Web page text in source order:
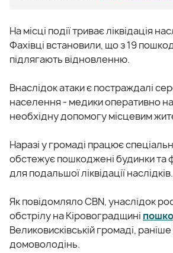
На місці події триває ліквідація
Фахівці встановили, що з 19
підлягають відновленню.
Внаслідок атаки є постраждалі
населення - медики оперативно
необхідну допомогу місцевим
Наразі у громаді працює
обстежує пошкоджені будинки та
для подальшої ліквідації наслідків.
Як повідомляло CBN, унаслідок
обстрілу на Кіровоградщині
Великовисківській громаді,
домоволодінь.